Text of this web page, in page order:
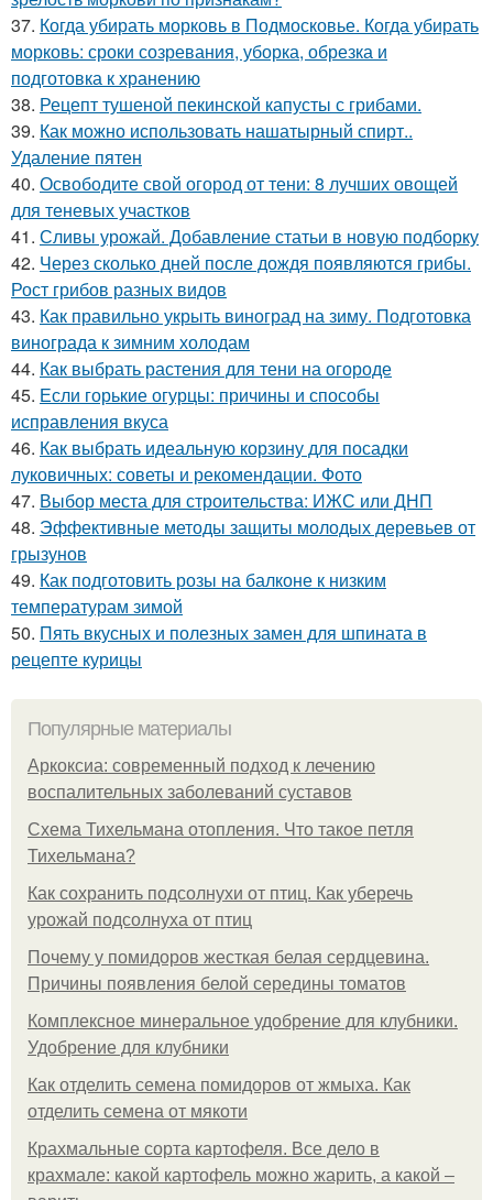
37. Когда убирать морковь в Подмосковье. Когда убирать
морковь: сроки созревания, уборка, обрезка и
подготовка к хранению
38. Рецепт тушеной пекинской капусты с грибами.
39. Как можно использовать нашатырный спирт..
Удаление пятен
40. Освободите свой огород от тени: 8 лучших овощей
для теневых участков
41. Сливы урожай. Добавление статьи в новую подборку
42. Через сколько дней после дождя появляются грибы.
Рост грибов разных видов
43. Как правильно укрыть виноград на зиму. Подготовка
винограда к зимним холодам
44. Как выбрать растения для тени на огороде
45. Если горькие огурцы: причины и способы
исправления вкуса
46. Как выбрать идеальную корзину для посадки
луковичных: советы и рекомендации. Фото
47. Выбор места для строительства: ИЖС или ДНП
48. Эффективные методы защиты молодых деревьев от
грызунов
49. Как подготовить розы на балконе к низким
температурам зимой
50. Пять вкусных и полезных замен для шпината в
рецепте курицы
Популярные материалы
Аркоксиа: современный подход к лечению
воспалительных заболеваний суставов
Схема Тихельмана отопления. Что такое петля
Тихельмана?
Как сохранить подсолнухи от птиц. Как уберечь
урожай подсолнуха от птиц
Почему у помидоров жесткая белая сердцевина.
Причины появления белой середины томатов
Комплексное минеральное удобрение для клубники.
Удобрение для клубники
Как отделить семена помидоров от жмыха. Как
отделить семена от мякоти
Крахмальные сорта картофеля. Все дело в
крахмале: какой картофель можно жарить, а какой –